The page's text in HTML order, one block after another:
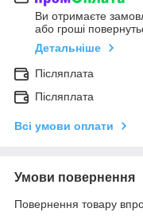
Ви отримаєте
або гроші
Детальніше
Післяплата
Післяплата
Всі умови оплати
Умови повернення
Повернення товару